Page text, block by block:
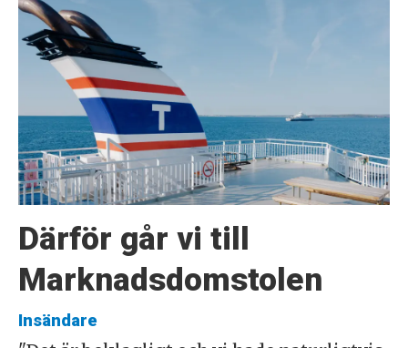
Därför går vi till
Marknadsdomstolen
Insändare